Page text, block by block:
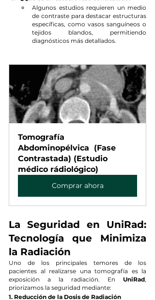
Algunos estudios requieren un medio
de contraste para destacar estructuras
específicas, como vasos sanguíneos o
tejidos blandos, permitiendo
diagnósticos más detallados.
Tomografía
Abdominopélvica  (Fase
Contrastada) (Estudio
médico rádiológico)
Comprar ahora
La Seguridad en UniRad:
Tecnología que Minimiza
la Radiación
Uno de los principales temores de los
pacientes al realizarse una tomografía es la
exposición a la radiación. En UniRad,
priorizamos la seguridad mediante:
1. Reducción de la Dosis de Radiación